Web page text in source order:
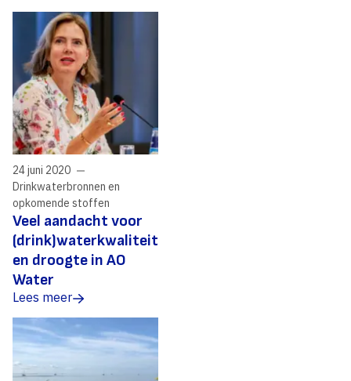
Veel aandacht voor
(drink)waterkwaliteit
en droogte in AO
Water
24 juni 2020
Drinkwaterbronnen en
opkomende stoffen
Lees meer